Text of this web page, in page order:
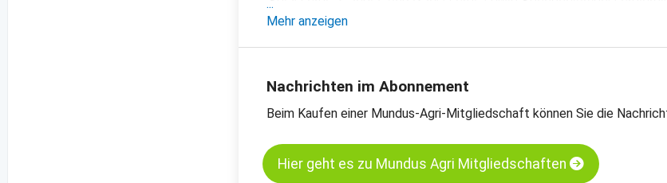
- Diverse Pflanzenöle-Preise
- Preischarts, Erntebilanzen und Import- und Exportdaten
Kassamarkt - Sojaschrot LP - Hamburg
Mehr anzeigen
Nachrichten im Abonnement
Beim Kaufen einer Mundus-Agri-Mitgliedschaft können Sie die
Hier geht es zu Mundus Agri Mitgliedschaften